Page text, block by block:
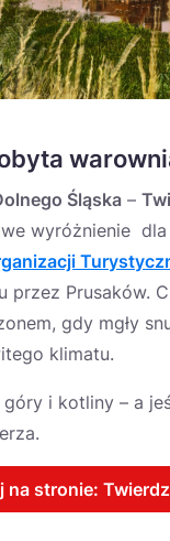
Śląska –
wyróżnienie
Prusaków.
gdy mgły
klimatu.
i kotliny – a
na stronie: